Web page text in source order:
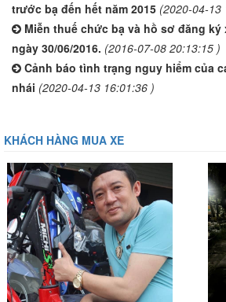
trước bạ đến hết năm 2015 (2020-04-13
Miễn thuế chức bạ và hồ sơ đăng ký
ngày 30/06/2016. (2016-07-08 20:13:15 )
Cảnh báo tình trạng nguy hiểm của
nhái (2020-04-13 16:01:36 )
KHÁCH HÀNG MUA XE
‹